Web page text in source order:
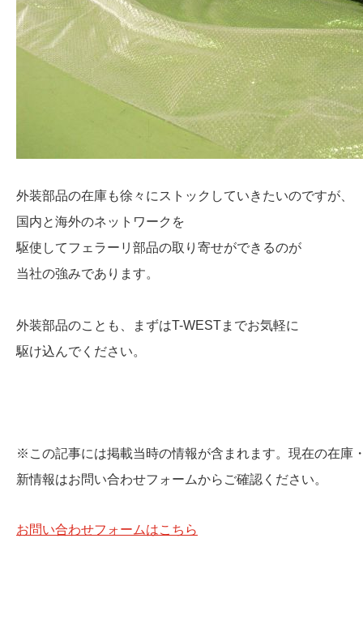
外装部品の在庫も徐々にストックしていきたいのですが、
国内と海外のネットワークを
駆使してフェラーリ部品の取り寄せができるのが
当社の強みであります。
外装部品のことも、まずはT-WESTまでお気軽に
駆け込んでください。
※この記事には掲載当時の情報が含まれます。現在の在庫
新情報はお問い合わせフォームからご確認ください。
お問い合わせフォームはこちら